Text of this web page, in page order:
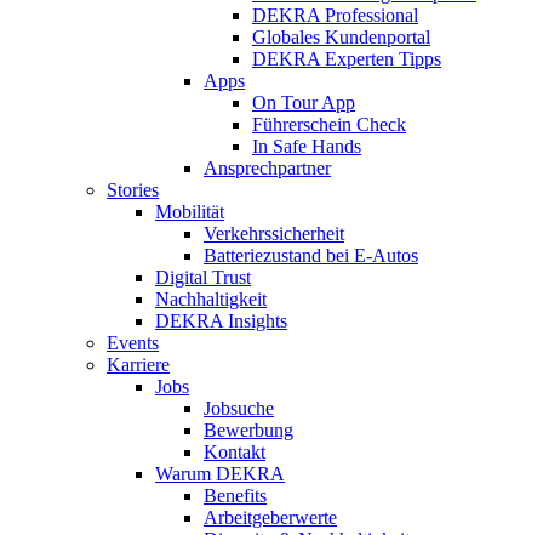
DEKRA Professional
Globales Kundenportal
DEKRA Experten Tipps
Apps
On Tour App
Führerschein Check
In Safe Hands
Ansprechpartner
Stories
Mobilität
Verkehrssicherheit
Batteriezustand bei E-Autos
Digital Trust
Nachhaltigkeit
DEKRA Insights
Events
Karriere
Jobs
Jobsuche
Bewerbung
Kontakt
Warum DEKRA
Benefits
Arbeitgeberwerte